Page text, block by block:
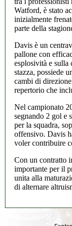
Watford, è stato
inizialmente
parte della
Davis è un
pallone con
esplosività e sulla
stazza, possiede
cambi di
repertorio che
Nel campionato
segnando 2 gol e
per la squadra,
offensivo. Davis
voler contribuire
Con un contratto
importante per il
unita alla
di alternare